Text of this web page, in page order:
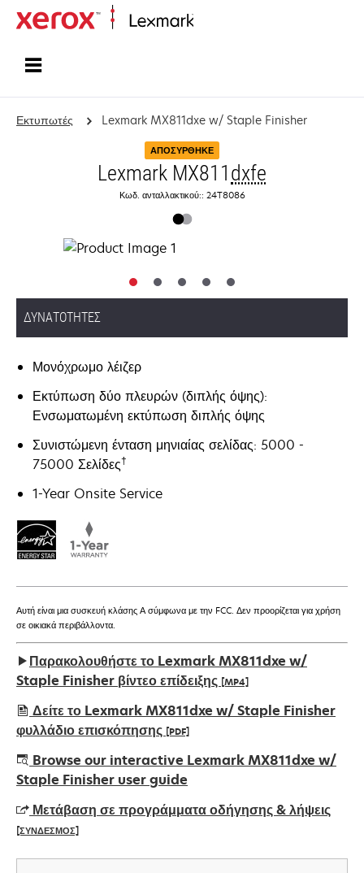
Εκτυπωτές Lexmark MX811dxe w/ Staple Finisher
ΑΠΟΣΎΡΘΗΚΕ
Lexmark MX811 dxfe
Κωδ. ανταλλακτικού:: 24T8086
ΔΥΝΑΤΌΤΗΤΕΣ
Μονόχρωμο λέιζερ
Εκτύπωση δύο πλευρών (διπλής όψης):
Ενσωματωμένη εκτύπωση διπλής όψης
Συνιστώμενη ένταση μηνιαίας σελίδας: 5000 -
75000 Σελίδες†
1-Year Onsite Service
Αυτή είναι μια συσκευή κλάσης Α σύμφωνα με την FCC. Δεν προορίζεται για χρήση
σε οικιακά περιβάλλοντα.
Παρακολουθήστε το Lexmark MX811dxe w/
Staple Finisher βίντεο επίδειξης [MP4]
Δείτε το Lexmark MX811dxe w/ Staple Finisher
φυλλάδιο επισκόπησης [PDF]
opens
in
new
tab
Browse our interactive Lexmark MX811dxe w/
Staple Finisher user guide
Μετάβαση σε προγράμματα οδήγησης & λήψεις
[ΣΥΝΔΕΣΜΟΣ]
opens